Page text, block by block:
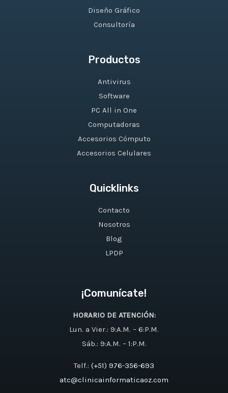
Diseño Gráfico
Consultoría
Productos
Antivirus
Software
PC All in One
Computadoras
Accesorios Cómputo
Accesorios Celulares
Quicklinks
Contacto
Nosotros
Blog
LPDP
¡Comunícate!
HORARIO DE ATENCIÓN:
Lun. a Vier.: 9:A.M. – 6:P.M.
Sáb.: 9:A.M. – 1:P.M.
Telf.: (+51) 976-356-693
atc@clinicainformaticaoz.com